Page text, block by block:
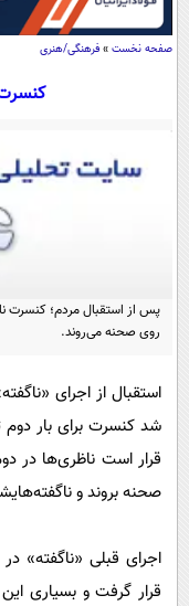
صفحه نخست » فرهنگی/هنری
پس از استقبال مردم؛ کنسرت
روی صحنه می‌روند.
استقبال از اجرای
شد کنسرت برای بار دوم
قرار است ناظری‌ها در
صحنه بروند و
اجرای قبلی «ناگفته»
قرار گرفت و بسیاری